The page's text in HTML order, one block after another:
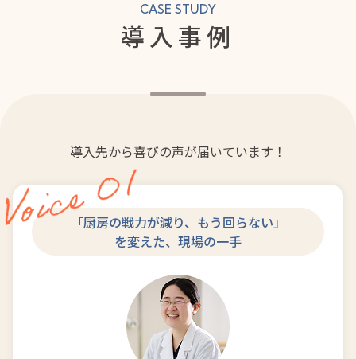
CASE STUDY
導入事例
導入先から喜びの声が届いています！
「厨房の戦力が減り、もう回らない」
を変えた、現場の一手